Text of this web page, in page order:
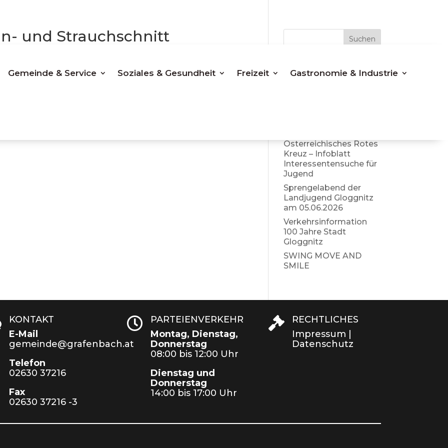
Gemeinde & Service Soziales & Gesundheit Freizeit Gastronomie & Industrie
und Strauchschnitt Suchen
Letzte
Österreichisches Rotes
Kreuz – Infoblatt
Interessentensuche für
Jugend
Sprengelabend der
Landjugend Gloggnitz
am 05.06.2026
Verkehrsinformation
100 Jahre Stadt
Gloggnitz
SWING MOVE AND
SMILE
KONTAKT
E-Mail
gemeinde@grafenbach.at
Telefon
02630 37216
Fax
02630 37216 -3

PARTEIENVERKEHR
Montag, Dienstag,
Donnerstag
08:00 bis 12:00 Uhr
Dienstag und
Donnerstag
14:00 bis 17:00 Uhr

RECHTLICHES
Impressum
Datenschutz